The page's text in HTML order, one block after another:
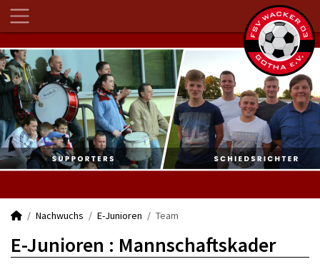
Nachwuchs E-Junioren Team
E-Junioren : Mannschaftskader